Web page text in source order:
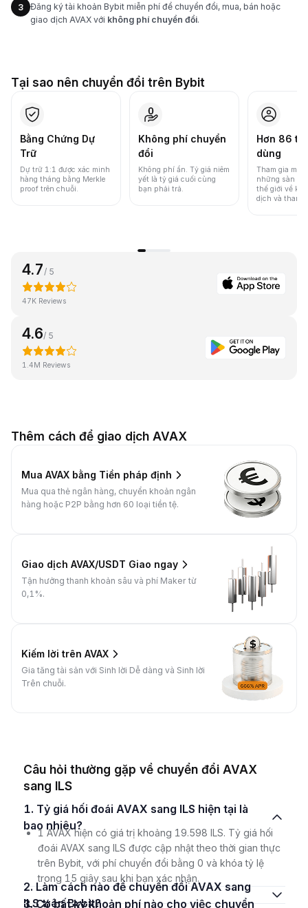
3
Đăng ký tài khoản Bybit miễn phí để chuyển đổi, mua, bán hoặc
giao dịch AVAX với không phí chuyển đổi.
Tại sao nên chuyển đổi trên Bybit
Bằng Chứng Dự
Trữ
Dự trữ 1:1 được xác minh
hàng tháng bằng Merkle
proof trên chuỗi.
Không phí chuyển
đổi
Không phí ẩn. Tỷ giá niêm
yết là tỷ giá cuối cùng
bạn phải trả.
Hơn 86
dùng
Tham gia một
những sàn
thế giới về
dịch và thanh
4.7 / 5
47K Reviews
4.6/ 5
1.4M Reviews
Thêm cách để giao dịch AVAX
Mua AVAX bằng Tiền pháp định
Mua qua thẻ ngân hàng, chuyển khoản ngân
hàng hoặc P2P bằng hơn 60 loại tiền tệ.
Giao dịch AVAX/USDT Giao ngay
Tận hưởng thanh khoản sâu và phí Maker từ
0,1%.
Kiếm lời trên AVAX
Gia tăng tài sản với Sinh lời Dễ dàng và Sinh lời
Trên chuỗi.
Câu hỏi thường gặp về chuyển đổi AVAX
sang ILS
1. Tỷ giá hối đoái AVAX sang ILS hiện tại là
bao nhiêu?
1 AVAX hiện có giá trị khoảng 19.598 ILS. Tỷ giá hối
đoái AVAX sang ILS được cập nhật theo thời gian thực
trên Bybit, với phí chuyển đổi bằng 0 và khóa tỷ lệ
trong 15 giây sau khi bạn xác nhận.
2. Làm cách nào để chuyển đổi AVAX sang
ILS trên Bybit?
3. Có bất kỳ khoản phí nào cho việc chuyển